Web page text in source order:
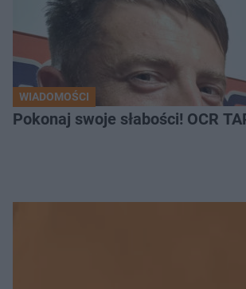
WIADOMOŚCI
Pokonaj swoje słabości! OCR